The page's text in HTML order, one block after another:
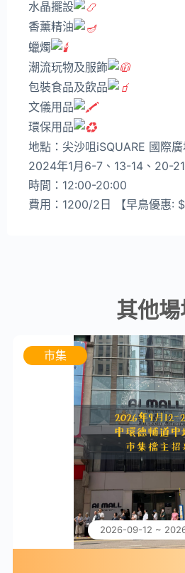
水晶擺設
香薰精油
蠟燭
潮流玩物及服飾
包裝食品及飲品
文儀用品
環保用品
地點：尖沙咀iSQUARE 國際
2024年1月6-7、13-14、20-
時間：12:00-20:00
費用：1200/2日 【早鳥優惠:
其他場
市集
2026-09-12 ~